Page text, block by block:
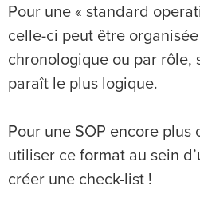
Pour une « standard
celle-ci peut être
chronologique ou par rôle,
paraît le plus logique.
Pour une SOP encore plus
utiliser ce format au sein
créer une check-list !